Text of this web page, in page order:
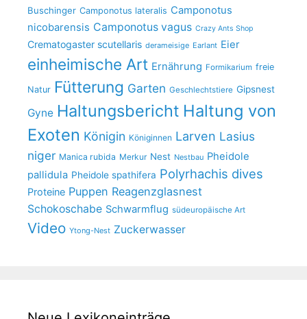
Buschinger Camponotus lateralis Camponotus
nicobarensis Camponotus vagus Crazy Ants Shop
Crematogaster scutellaris derameisige Earlant Eier
einheimische Art Ernährung Formikarium freie
Natur Fütterung Garten Geschlechtstiere Gipsnest
Gyne Haltungsbericht Haltung von
Exoten Königin Königinnen Larven Lasius
niger Manica rubida Merkur Nest Nestbau Pheidole
pallidula Pheidole spathifera Polyrhachis dives
Proteine Puppen Reagenzglasnest
Schokoschabe Schwarmflug südeuropäische Art
Video Ytong-Nest Zuckerwasser